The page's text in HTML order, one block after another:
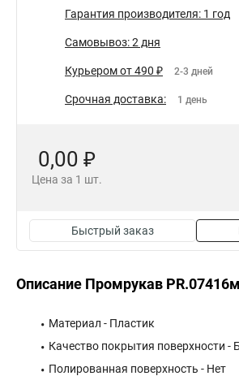
Гарантия производителя: 1 год
Самовывоз: 2 дня
Курьером от 490 ₽ 2-3 дней
Срочная доставка: 1 день
0,00 ₽
Цена за 1 шт.
Быстрый заказ
Описание Промрукав PR.07416м
Материал - Пластик
Качество покрытия поверхности -
Полированная поверхность - Нет